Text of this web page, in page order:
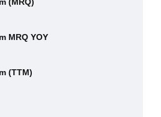
MRQ YOY
(TTM)